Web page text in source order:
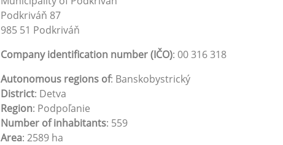
Podkriváň 87
985 51 Podkriváň
Company identification number (IČO): 00 316 318
Autonomous regions of: Banskobystrický
District: Detva
Region: Podpoľanie
Number of inhabitants: 559
Area: 2589 ha